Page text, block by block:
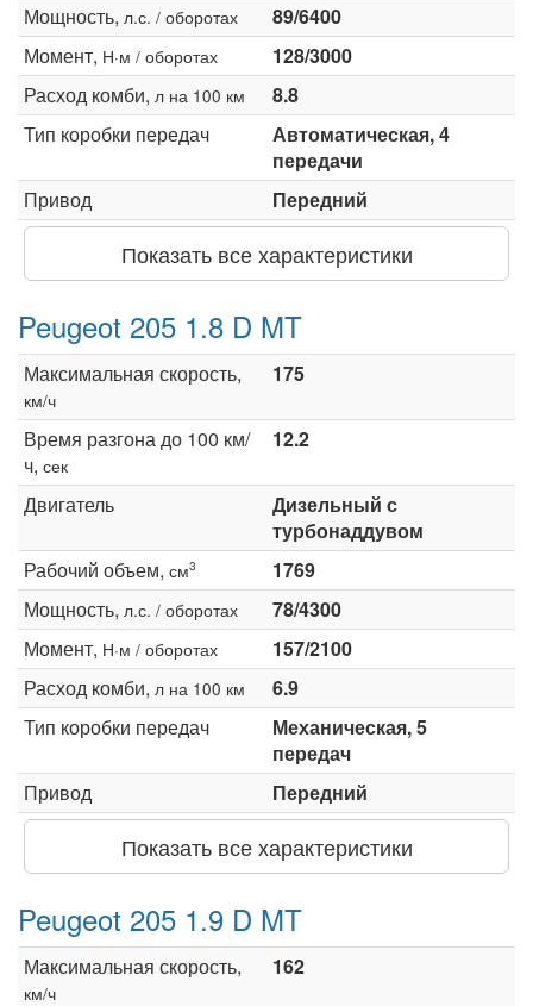
Мощность, л.с. / оборотах
89/6400
Момент, Н·м / оборотах
128/3000
Расход комби, л на 100 км
8.8
Тип коробки передач
Автоматическая, 4
передачи
Привод
Передний
Показать все характеристики
Peugeot 205 1.8 D MT
Максимальная скорость,
км/ч
175
Время разгона до 100 км/
ч, сек
12.2
Двигатель
Дизельный с
турбонаддувом
Рабочий объем, см3
1769
Мощность, л.с. / оборотах
78/4300
Момент, Н·м / оборотах
157/2100
Расход комби, л на 100 км
6.9
Тип коробки передач
Механическая, 5
передач
Привод
Передний
Показать все характеристики
Peugeot 205 1.9 D MT
Максимальная скорость,
км/ч
162